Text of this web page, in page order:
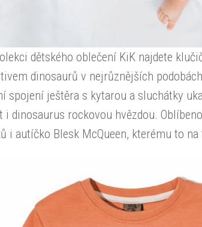
dětského oblečení KiK najdete
dinosaurů v nejrůznějších
spojení ještěra s kytarou a sluchátky
i dinosaurus rockovou hvězdou.
i autíčko Blesk McQueen, kterému to